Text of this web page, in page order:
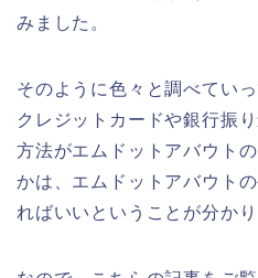
みました。
そのように色々と調べてい
クレジットカードや銀行振
方法がエムドットアバウト
かは、エムドットアバウト
ればいいということが分かり